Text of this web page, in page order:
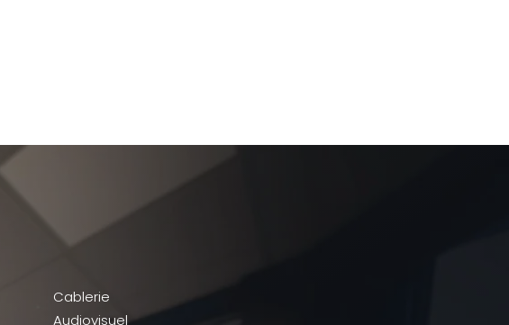
Cablerie
Audiovisuel